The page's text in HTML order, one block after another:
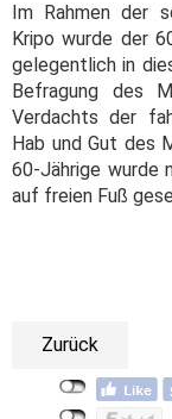
Im Rahmen der
Kripo wurde der
gelegentlich in
Befragung des
Verdachts der
Hab und Gut des
60-Jährige wurde
auf freien Fuß
Zurück